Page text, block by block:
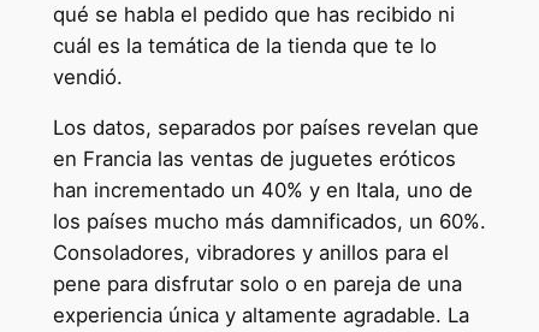
qué se habla el pedido que has recibido ni
cuál es la temática de la tienda que te lo
vendió.
Los datos, separados por países revelan que
en Francia las ventas de juguetes eróticos
han incrementado un 40% y en Itala, uno de
los países mucho más damnificados, un 60%.
Consoladores, vibradores y anillos para el
pene para disfrutar solo o en pareja de una
experiencia única y altamente agradable. La